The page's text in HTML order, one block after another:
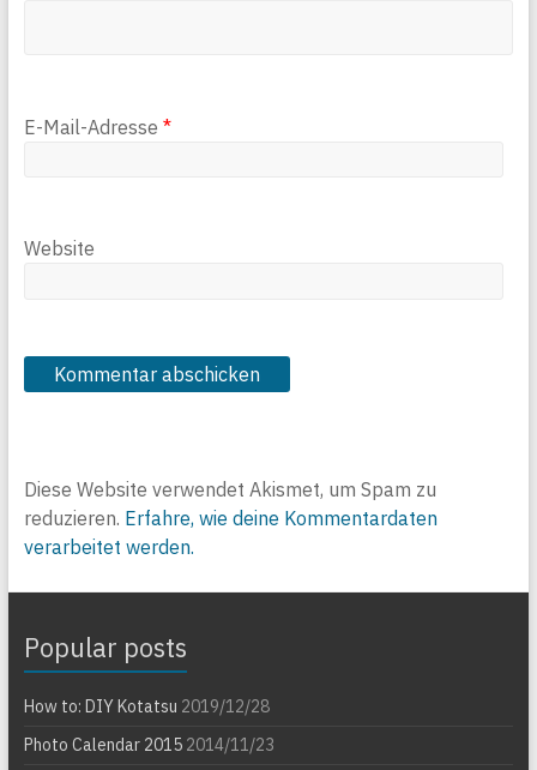
E-Mail-Adresse *
Website
Diese Website verwendet Akismet, um Spam zu
reduzieren. Erfahre, wie deine Kommentardaten
verarbeitet werden.
Popular posts
How to: DIY Kotatsu 2019/12/28
Photo Calendar 20152014/11/23